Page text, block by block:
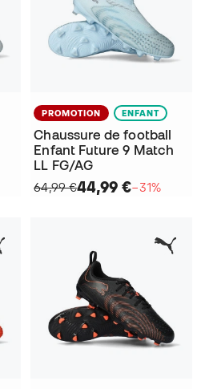
PROMOTION ENFANT
Chaussure de football
Enfant Future 9 Match
LL FG/AG
64,99 €44,99 €−31%